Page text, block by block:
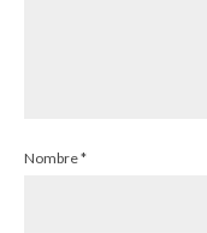
Nombre*